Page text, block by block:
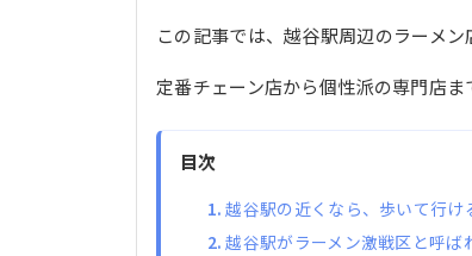
この記事では、越谷駅周辺のラーメン
定番チェーン店から個性派の専門店ま
目次
越谷駅の近くなら、歩いて行
越谷駅がラーメン激戦区と呼ば